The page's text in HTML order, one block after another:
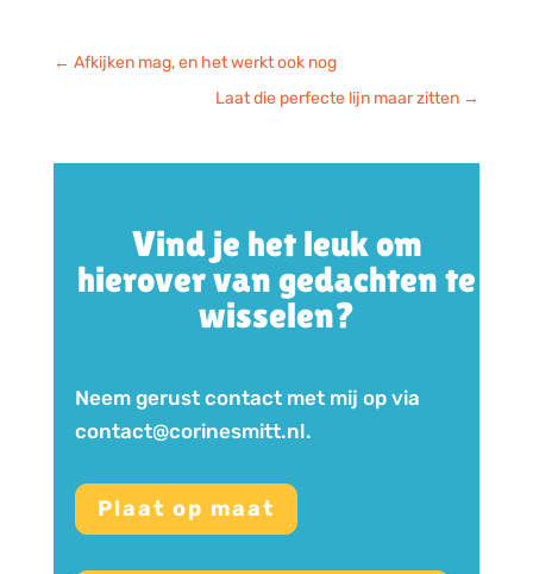
← Afkijken mag, en het werkt ook nog
Laat die perfecte lijn maar zitten →
Vind je het leuk om
hierover van gedachten te
wisselen?
Neem gerust contact met mij op via
contact@corinesmitt.nl.
Plaat op maat